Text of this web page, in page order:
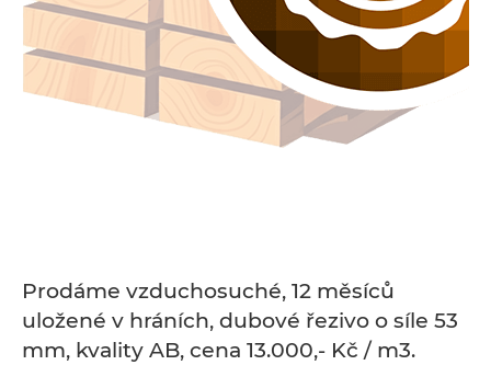
Prodáme vzduchosuché, 12 měsíců
uložené v hráních, dubové řezivo o síle 53
mm, kvality AB, cena 13.000,- Kč / m3.